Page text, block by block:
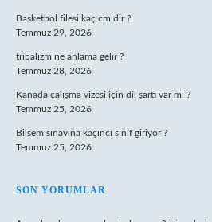
Basketbol filesi kaç cm’dir ?
Temmuz 29, 2026
tribalizm ne anlama gelir ?
Temmuz 28, 2026
Kanada çalışma vizesi için dil şartı var mı ?
Temmuz 25, 2026
Bilsem sınavına kaçıncı sınıf giriyor ?
Temmuz 25, 2026
SON YORUMLAR